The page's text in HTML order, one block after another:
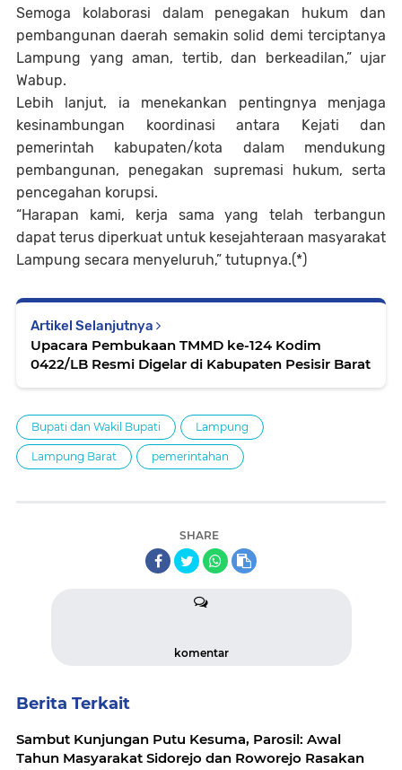
Semoga kolaborasi dalam penegakan hukum dan
pembangunan daerah semakin solid demi terciptanya
Lampung yang aman, tertib, dan berkeadilan,” ujar
Wabup.
Lebih lanjut, ia menekankan pentingnya menjaga
kesinambungan koordinasi antara Kejati dan
pemerintah kabupaten/kota dalam mendukung
pembangunan, penegakan supremasi hukum, serta
pencegahan korupsi.
“Harapan kami, kerja sama yang telah terbangun
dapat terus diperkuat untuk kesejahteraan masyarakat
Lampung secara menyeluruh,” tutupnya.(*)
Artikel Selanjutnya
Upacara Pembukaan TMMD ke-124 Kodim
0422/LB Resmi Digelar di Kabupaten Pesisir Barat
Bupati dan Wakil Bupati Lampung
Lampung Barat pemerintahan
SHARE
komentar
Berita Terkait
Sambut Kunjungan Putu Kesuma, Parosil: Awal
Tahun Masyarakat Sidorejo dan Roworejo Rasakan